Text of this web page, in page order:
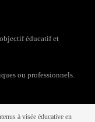
éducatif et
ou professionnels.
à visée éducative en